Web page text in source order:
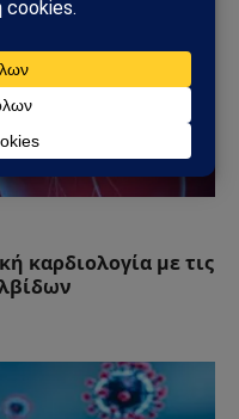
καρδιολογία με τις